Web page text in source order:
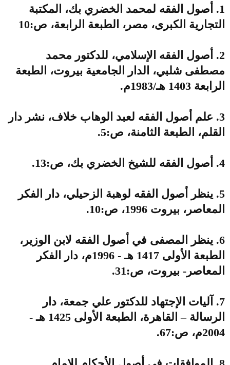
1. أصول الفقه لمحمد الخضري بك، المكتبة
التجارية الكبرى، مصر، الطبعة الرابعة، ص:10
2. أصول الفقه الإسلامي، للدكتور محمد
مصطفى شلبي، الدار الجامعية بيروت، الطبعة
الرابعة 1403 هـ/1983م.
3. علم أصول الفقه لعبد الوهاب خلاف، نشر دار
القلم، الطبعة الثامنة، ص:5.
4. أصول الفقه للشيخ الخضري بك، ص:13.
5. ينظر أصول الفقه لوهبة الزحيلي، دار الفكر
المعاصر، بيروت 1996، ص:10.
6. ينظر المصفى في أصول الفقه لابن الوزير،
الطبعة الأولى 1417 هـ - 1996م، دار الفكر
المعاصر- بيروت، ص:31.
7. آليات الإجتهاد للدكتور علي جمعة، دار
الرسالة – القاهرة، الطبعة الأولى 1425 هـ -
2004م، ص:67.